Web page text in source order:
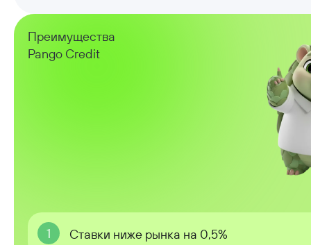
Преимущества
Pango Credit
1 Ставки ниже рынка на 0,5%